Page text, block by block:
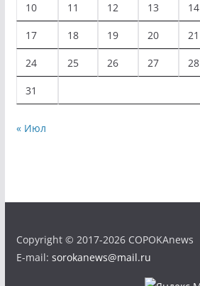
10 11 12 13 14
17 18 19 20 21
24 25 26 27 28
31
« Июл
Copyright © 2017-2026 COPOKAnews
E-mail: sorokanews@mail.ru